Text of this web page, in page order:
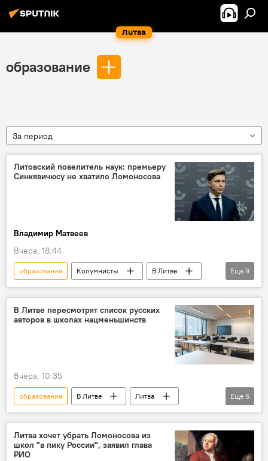
Литва
образование
За период
Литовский повелитель наук: премьеру
Синкявичюсу не хватило Ломоносова
Владимир Матвеев
Вчера, 18:44
образование Колумнисты
В Литве
Литва
школьное образование
обучение
программа обучения
русофобия
Миндаугас Синкявичюс
Еще 9
В Литве пересмотрят список русских
авторов в школах нацменьшинств
Вчера, 10:35
образование В Литве
Литва
школьное образование
обучение
программа обучения
Миндаугас Синкявичюс
Политика
Еще 6
Литва хочет убрать Ломоносова из
школ "в пику России", заявил глава
РИО